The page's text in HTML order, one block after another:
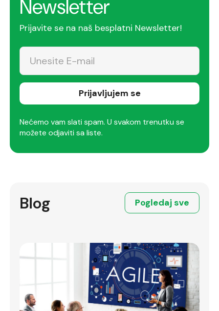
Newsletter
Prijavite se na naš besplatni Newsletter!
Prijavljujem se
Nećemo vam slati spam. U svakom trenutku se
možete odjaviti sa liste.
Blog Pogledaj sve